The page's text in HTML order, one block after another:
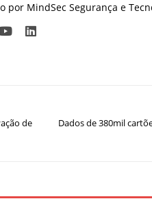
por MindSec Segurança e
de
Dados de 380mil